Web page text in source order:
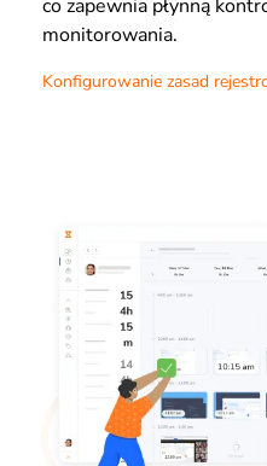
co zapewnia płynną
monitorowania.
Konfigurowanie zasad